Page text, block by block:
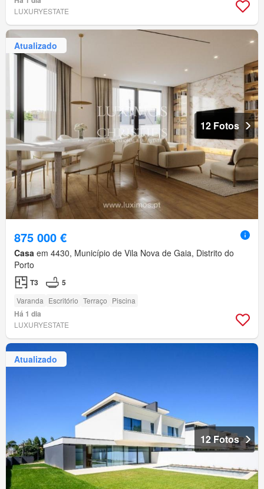
LUXURYESTATE
Atualizado
12 Fotos
875 000 €
Casa em 4430, Município de Vila Nova de Gaia, Distrito do
Porto
T3 5
Varanda Escritório Terraço Piscina
Há 1 dia
LUXURYESTATE
Atualizado
12 Fotos